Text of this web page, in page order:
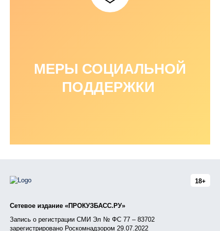
МЕРЫ СОЦИАЛЬНОЙ
ПОДДЕРЖКИ
18+
Сетевое издание «ПРОКУЗБАСС.РУ»
Запись о регистрации СМИ Эл № ФС 77 – 83702
зарегистрировано Роскомнадзором 29.07.2022